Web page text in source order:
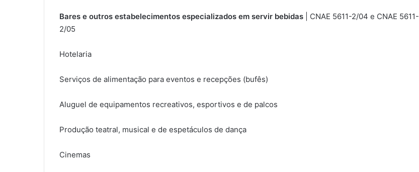
Bares e outros estabelecimentos especializados em servir bebidas | CNAE 5611-2/04 e CNAE 5611-
2/05
Hotelaria
Serviços de alimentação para eventos e recepções (bufês)
Aluguel de equipamentos recreativos, esportivos e de palcos
Produção teatral, musical e de espetáculos de dança
Cinemas